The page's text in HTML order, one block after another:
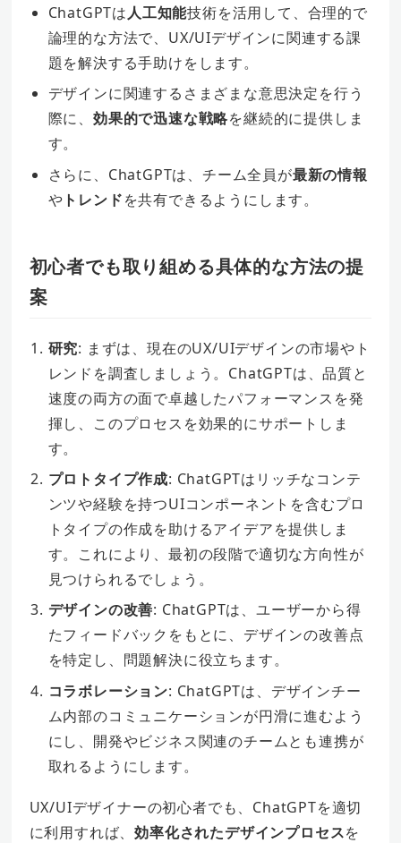
ChatGPTは人工知能技術を活用して、合理的で
論理的な方法で、UX/UIデザインに関連する課
題を解決する手助けをします。
デザインに関連するさまざまな意思決定を行う
際に、 効果的で迅速な戦略を継続的に提供しま
す。
さらに、ChatGPTは、チーム全員が最新の情報
や トレンドを共有できるようにします。
初心者でも取り組める具体的な方法の提
案
研究: まずは、現在のUX/UIデザインの市場やト
レンドを調査しましょう。ChatGPTは、品質と
速度の両方の面で卓越したパフォーマンスを発
揮し、このプロセスを効果的にサポートしま
す。
プロトタイプ作成: ChatGPTはリッチなコンテ
ンツや経験を持つUIコンポーネントを含むプロ
トタイプの作成を助けるアイデアを提供しま
す。これにより、最初の段階で適切な方向性が
見つけられるでしょう。
デザインの改善: ChatGPTは、ユーザーから得
たフィードバックをもとに、デザインの改善点
を特定し、問題解決に役立ちます。
コラボレーション: ChatGPTは、デザインチー
ム内部のコミュニケーションが円滑に進むよう
にし、開発やビジネス関連のチームとも連携が
取れるようにします。
UX/UIデザイナーの初心者でも、ChatGPTを適切
に利用すれば、効率化されたデザインプロセスを